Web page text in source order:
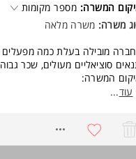
המשרה: מספר מקומות
משרה: משרה מלאה
מובילה בעלת כמה
סוציאליים מעולים, שכר
המשרה:
*אריאל
עוד...